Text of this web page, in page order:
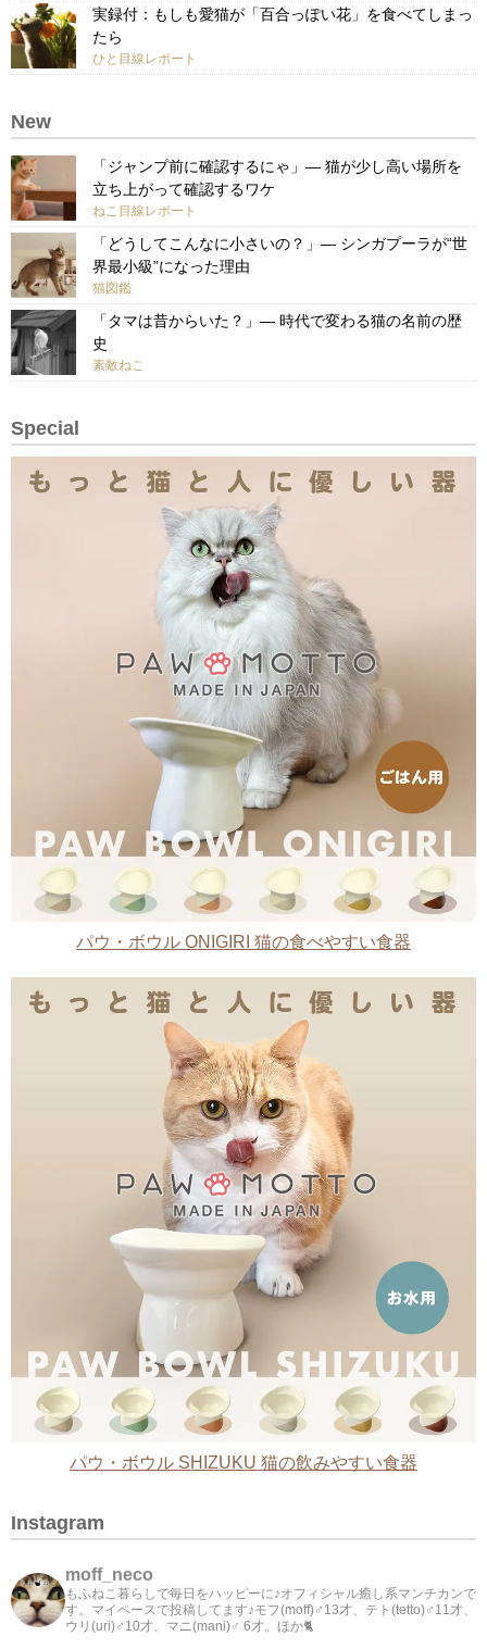
実録付：もしも愛猫が「百合っぽい花」を食べてしまっ
たら
ひと目線レポート
New
「ジャンプ前に確認するにゃ」— 猫が少し高い場所を
立ち上がって確認するワケ
ねこ目線レポート
「どうしてこんなに小さいの？」— シンガプーラが“世
界最小級”になった理由
猫図鑑
「タマは昔からいた？」— 時代で変わる猫の名前の歴
史
素敵ねこ
Special
パウ・ボウル ONIGIRI 猫の食べやすい食器
パウ・ボウル SHIZUKU 猫の飲みやすい食器
Instagram
moff_neco
もふねこ暮らしで毎日をハッピーに♪オフィシャル癒し系マンチカンで
す。マイペースで投稿してます♪モフ(moff)♂13才、テト(tetto)♂11才、
ウリ(uri)♂10才、マニ(mani)♂ 6才。ほか🐈